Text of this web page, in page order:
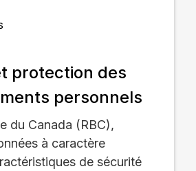
protection des
personnels
du Canada (RBC),
à caractère
de sécurité